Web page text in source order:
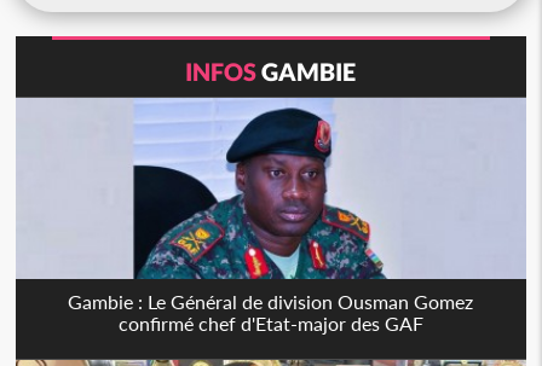
INFOSGAMBIE
Gambie : Le Général de division Ousman Gomez
confirmé chef d'Etat-major des GAF